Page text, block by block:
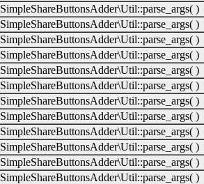
SimpleShareButtonsAdder\Util::parse_args( )
SimpleShareButtonsAdder\Util::parse_args( )
SimpleShareButtonsAdder\Util::parse_args( )
SimpleShareButtonsAdder\Util::parse_args( )
SimpleShareButtonsAdder\Util::parse_args( )
SimpleShareButtonsAdder\Util::parse_args( )
SimpleShareButtonsAdder\Util::parse_args( )
SimpleShareButtonsAdder\Util::parse_args( )
SimpleShareButtonsAdder\Util::parse_args( )
SimpleShareButtonsAdder\Util::parse_args( )
SimpleShareButtonsAdder\Util::parse_args( )
SimpleShareButtonsAdder\Util::parse_args( )